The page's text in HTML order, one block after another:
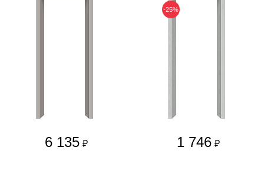
6 135 ₽
-25%
1 746 ₽